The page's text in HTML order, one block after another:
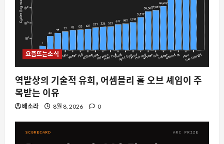
요즘뜨는소식
역발상의 기술적 유희, 어셈블리 홀 오브 셰임이 주
목받는 이유
배소라 8월 8, 2026 0